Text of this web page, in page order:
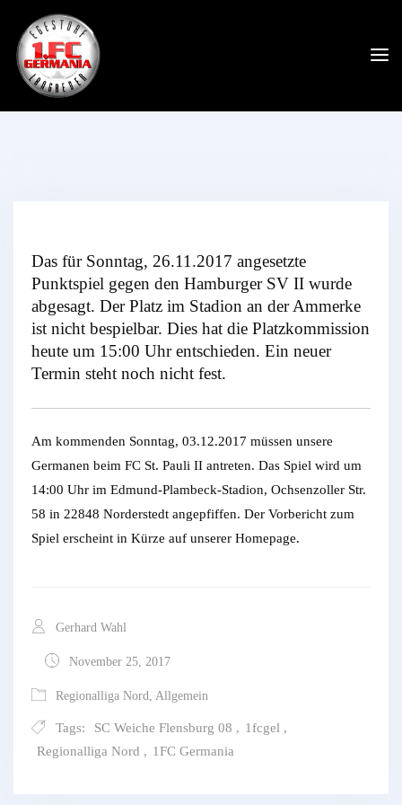
Das für Sonntag, 26.11.2017 angesetzte
Punktspiel gegen den Hamburger SV II wurde
abgesagt. Der Platz im Stadion an der Ammerke
ist nicht bespielbar. Dies hat die Platzkommission
heute um 15:00 Uhr entschieden. Ein neuer
Termin steht noch nicht fest.
Am kommenden Sonntag, 03.12.2017 müssen unsere
Germanen beim FC St. Pauli II antreten. Das Spiel wird um
14:00 Uhr im Edmund-Plambeck-Stadion, Ochsenzoller Str.
58 in 22848 Norderstedt angepfiffen. Der Vorbericht zum
Spiel erscheint in Kürze auf unserer Homepage.
Gerhard Wahl
November 25, 2017
Regionalliga Nord Allgemein
Tags: SC Weiche Flensburg 08 , 1fcgel ,
Regionalliga Nord , 1FC Germania